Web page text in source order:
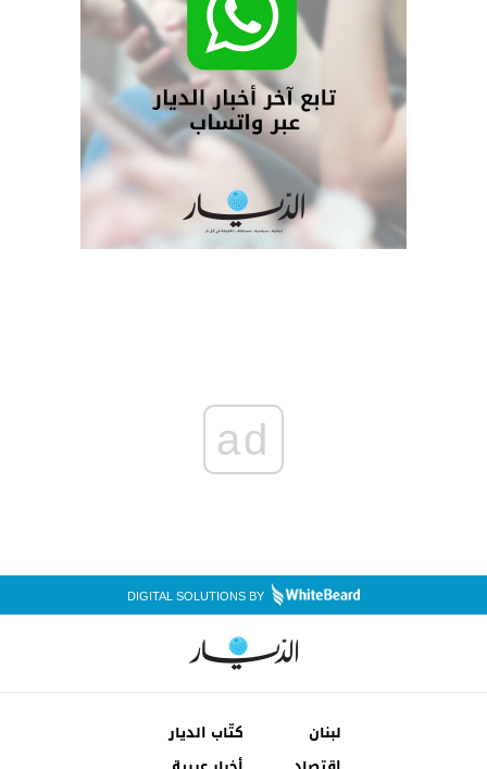
ad
DIGITAL SOLUTIONS BY
لبنان
كتّاب الديار